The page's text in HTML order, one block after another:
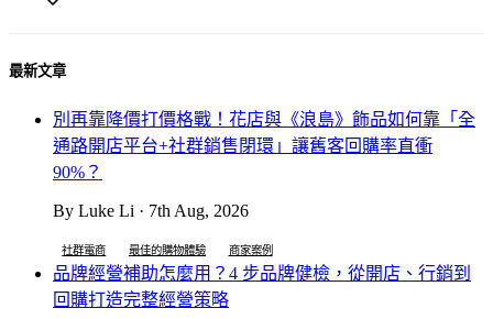
最新文章
別再靠降價打價格戰！花店與《浪島》飾品如何靠「全
通路開店平台+社群銷售閉環」讓舊客回購率直衝
90%？
By Luke Li · 7th Aug, 2026
社群電商 最佳的購物體驗 商家案例
品牌經營補助怎麼用？4 步品牌健檢，從開店、行銷到
回購打造完整經營策略